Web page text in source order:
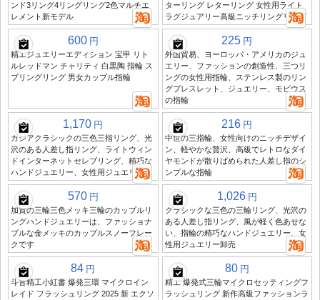
ンド3リング4リングリング2色マルチエ
レメント新モデル
ターリング レターリング 女性用ライト
ラグジュアリー高級ニッチリングリング
600 円
精工ジュエリーエディション 宝甲 リト
ルレッドマン チャリティ 白黒陶 指輪 ス
プリングリング 男女カップル指輪
225 円
外国貿易、ヨーロッパ・アメリカのジュ
エリー、ファッションの創造性、三つリ
ングの女性用指輪、ステンレス製のリン
グブレスレット、ジュエリー、モビウス
の指輪
1,170 円
カジアクラシックの三色三指リング、光
沢のある人差し指リング、ライトウィン
ドインターネットセレブリング、精巧な
ハンドジュエリー、女性用ジュエリー
216 円
中世の三指輪、女性向けのニッチデザイ
ン、軽やかな贅沢、高級でレトロなダイ
ヤモンドが散りばめられた人差し指のシ
ンプルな指輪
570 円
加賀の三輪三色メッキ三輪のカップルリ
ングハンドジュエリーは、ファッショナ
ブルな金メッキのカップルスノーフレー
クです
1,026 円
クラシックな三色の三輪リング、光沢の
ある人差し指リング、風が軽く色あせな
い、指輪の精巧なハンドジュエリー、女
性用ジュエリー卸売
84 円
斗音精工小紅書 爆発三環 マイクロイン
レイド フラッシュリング 2025 新 エクソ
80 円
精工 爆発式三輪マイクロセッティングフ
ラッシュリング 新作高級ファッションラ